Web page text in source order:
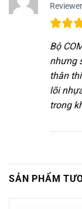
Reviewer
Bộ
nhưng
thân
lõi
trong
SẢN PHẨM